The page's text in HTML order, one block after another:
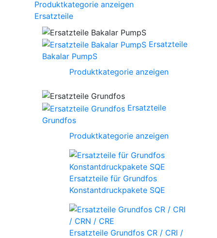
Produktkategorie anzeigen
Ersatzteile
Ersatzteile
Bakalar PumpS
Produktkategorie anzeigen
Ersatzteile
Grundfos
Produktkategorie anzeigen
Ersatzteile für Grundfos
Konstantdruckpakete SQE
Ersatzteile Grundfos CR / CRI /